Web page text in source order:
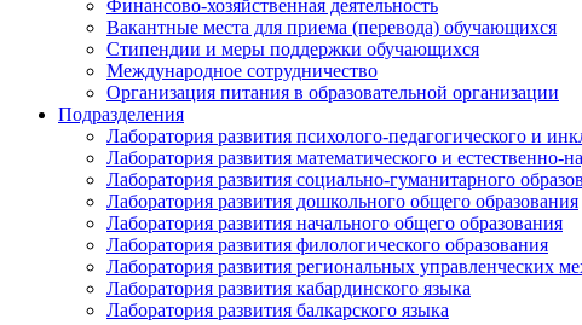
Финансово-хозяйственная деятельность
Вакантные места для приема (перевода) обучающихся
Стипендии и меры поддержки обучающихся
Международное сотрудничество
Организация питания в образовательной организации
Подразделения
Лаборатория развития психолого-педагогического и
Лаборатория развития математического и естественно-
Лаборатория развития социально-гуманитарного
Лаборатория развития дошкольного общего образования
Лаборатория развития начального общего образования
Лаборатория развития филологического образования
Лаборатория развития региональных управленческих
Лаборатория развития кабардинского языка
Лаборатория развития балкарского языка